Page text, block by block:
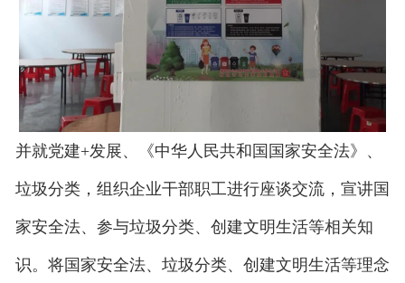
并就党建+发展、《中华人民共和国国家安全法》、
垃圾分类，组织企业干部职工进行座谈交流，宣讲国
家安全法、参与垃圾分类、创建文明生活等相关知
识。将国家安全法、垃圾分类、创建文明生活等理念